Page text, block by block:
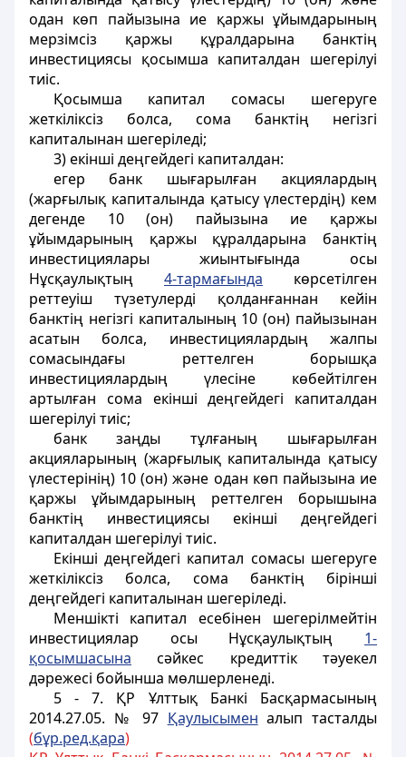
одан көп пайызына ие қаржы ұйымдарының
мерзімсіз қаржы құралдарына банктің
инвестициясы қосымша капиталдан шегерілуі
тиіс.
Қосымша капитал сомасы шегеруге
жеткіліксіз болса, сома банктің негізгі
капиталынан шегеріледі;
3) екінші деңгейдегі капиталдан:
егер банк шығарылған акциялардың
(жарғылық капиталында қатысу үлестердің) кем
дегенде 10 (он) пайызына ие қаржы
ұйымдарының қаржы құралдарына банктің
инвестициялары жиынтығында осы
Нұсқаулықтың 4-тармағында көрсетілген
реттеуіш түзетулерді қолданғаннан кейін
банктің негізгі капиталының 10 (он) пайызынан
асатын болса, инвестициялардың жалпы
сомасындағы реттелген борышқа
инвестициялардың үлесіне көбейтілген
артылған сома екінші деңгейдегі капиталдан
шегерілуі тиіс;
банк заңды тұлғаның шығарылған
акцияларының (жарғылық капиталында қатысу
үлестерінің) 10 (он) және одан көп пайызына ие
қаржы ұйымдарының реттелген борышына
банктің инвестициясы екінші деңгейдегі
капиталдан шегерілуі тиіс.
Екінші деңгейдегі капитал сомасы шегеруге
жеткіліксіз болса, сома банктің бірінші
деңгейдегі капиталынан шегеріледі.
Меншікті капитал есебінен шегерілмейтін
инвестициялар осы Нұсқаулықтың 1-
қосымшасына сәйкес кредиттік тәуекел
дәрежесі бойынша мөлшерленеді.
5 - 7. ҚР Ұлттық Банкі Басқармасының
2014.27.05. № 97 Қаулысымен алып тасталды
(бұр.ред.қара)